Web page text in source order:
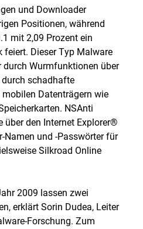
und Downloader
Positionen, während
mit 2,09 Prozent ein
feiert. Dieser Typ Malware
durch Wurmfunktionen über
schadhafte
Datenträgern wie
NSAnti
über den Internet Explorer®
Namen und -Passwörter für
Silkroad Online
2009 lassen zwei
erklärt Sorin Dudea, Leiter
Forschung. Zum